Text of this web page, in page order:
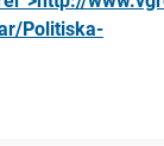
Politiska-